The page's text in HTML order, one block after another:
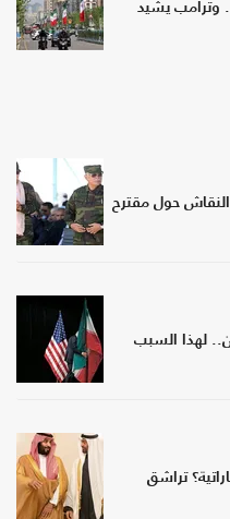
وترامب يشيد
النقاش حول مقترح
لهذا السبب
تراشق